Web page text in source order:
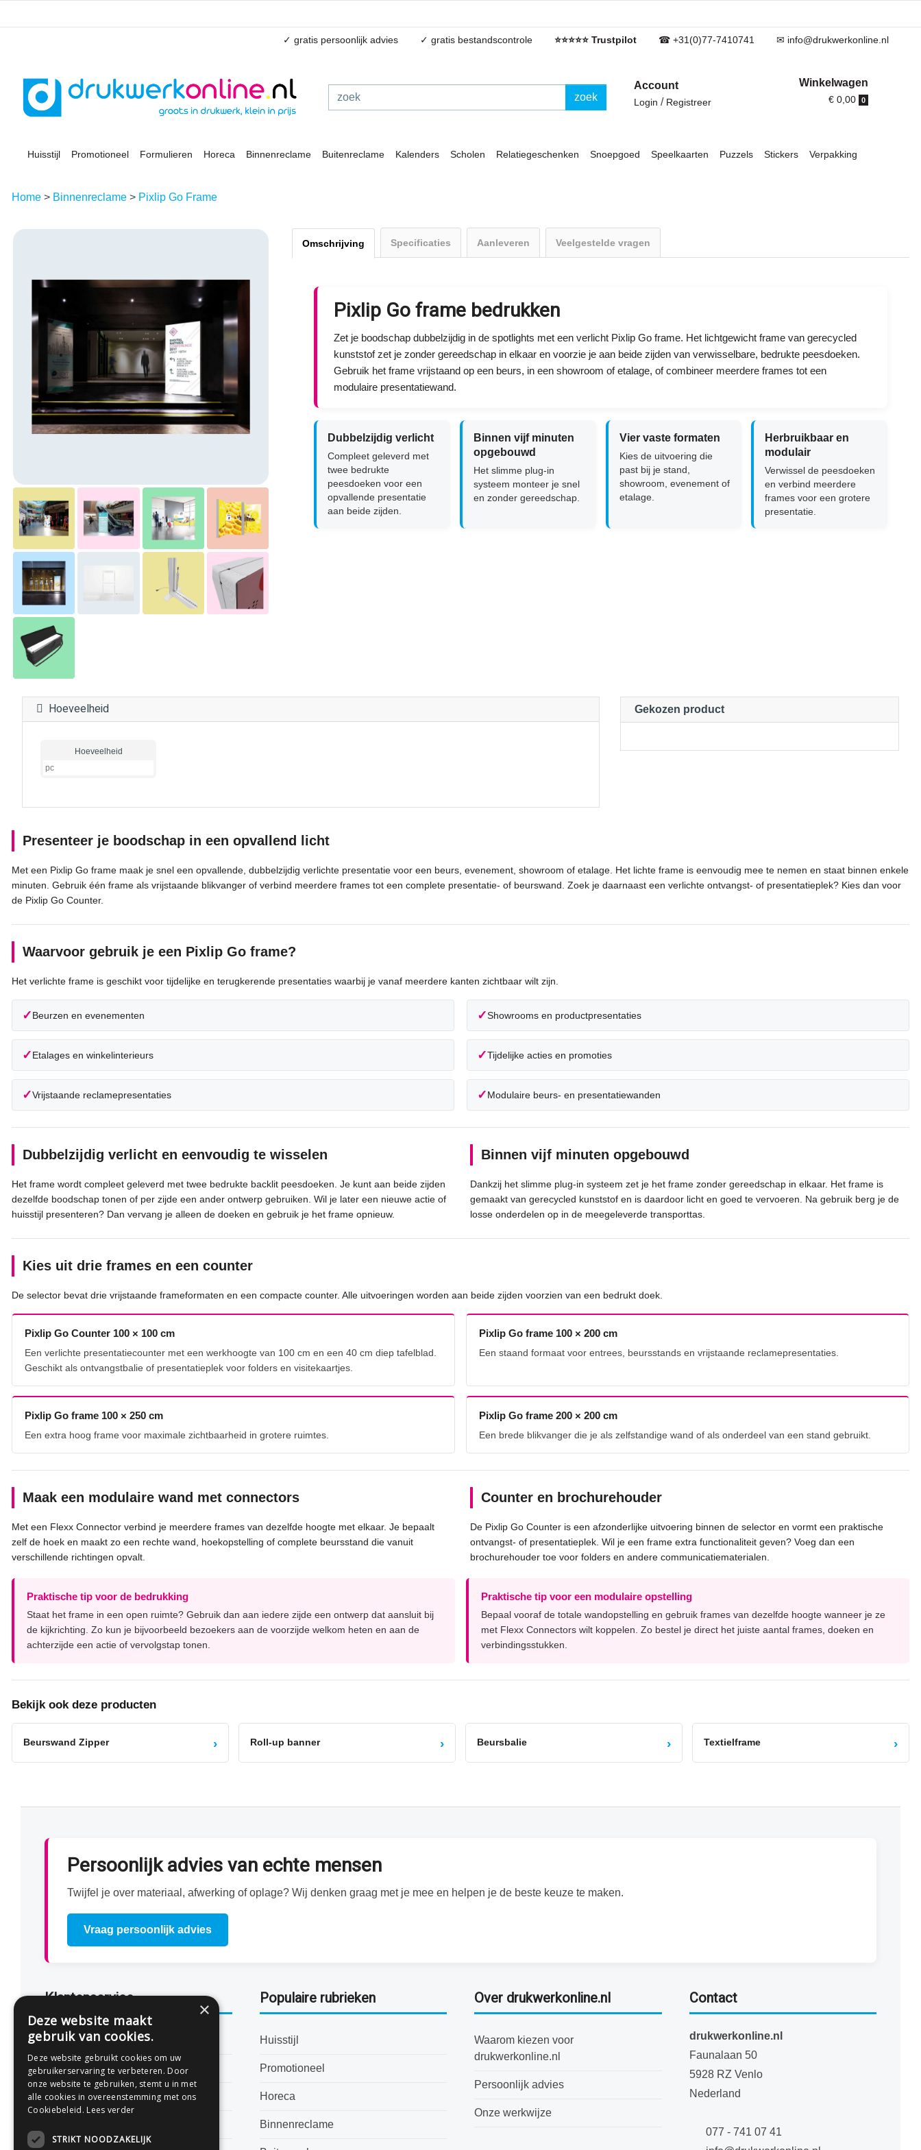
✓ gratis persoonlijk advies ✓ gratis bestandscontrole ⭐⭐⭐⭐⭐ Trustpilot ☎ +31(0)77-7410741 ✉ info@drukwerkonline.nl
zoek
Account
Login / Registreer
Winkelwagen
€ 0,00 0
Huisstijl Promotioneel Formulieren Horeca Binnenreclame Buitenreclame Kalenders Scholen Relatiegeschenken Snoepgoed Speelkaarten Puzzels Stickers Verpakking
Home > Binnenreclame > Pixlip Go Frame
Omschrijving Specificaties Aanleveren Veelgestelde vragen
Pixlip Go frame bedrukken
Zet je boodschap dubbelzijdig in de spotlights met een verlicht Pixlip Go frame. Het lichtgewicht frame van gerecycled
kunststof zet je zonder gereedschap in elkaar en voorzie je aan beide zijden van verwisselbare, bedrukte peesdoeken.
Gebruik het frame vrijstaand op een beurs, in een showroom of etalage, of combineer meerdere frames tot een
modulaire presentatiewand.
Dubbelzijdig verlicht
Compleet geleverd met
twee bedrukte
peesdoeken voor een
opvallende presentatie
aan beide zijden.
Binnen vijf minuten
opgebouwd
Het slimme plug-in
systeem monteer je snel
en zonder gereedschap.
Vier vaste formaten
Kies de uitvoering die
past bij je stand,
showroom, evenement of
etalage.
Herbruikbaar en
modulair
Verwissel de peesdoeken
en verbind meerdere
frames voor een grotere
presentatie.
Hoeveelheid
Hoeveelheid
Gekozen product
Presenteer je boodschap in een opvallend licht
Met een Pixlip Go frame maak je snel een opvallende, dubbelzijdig verlichte presentatie voor een beurs, evenement, showroom of etalage. Het lichte frame is eenvoudig mee te nemen en staat binnen enkele
minuten. Gebruik één frame als vrijstaande blikvanger of verbind meerdere frames tot een complete presentatie- of beurswand. Zoek je daarnaast een verlichte ontvangst- of presentatieplek? Kies dan voor
de Pixlip Go Counter.
Waarvoor gebruik je een Pixlip Go frame?
Het verlichte frame is geschikt voor tijdelijke en terugkerende presentaties waarbij je vanaf meerdere kanten zichtbaar wilt zijn.
✓Beurzen en evenementen ✓Showrooms en productpresentaties
✓Etalages en winkelinterieurs ✓Tijdelijke acties en promoties
✓Vrijstaande reclamepresentaties ✓Modulaire beurs- en presentatiewanden
Dubbelzijdig verlicht en eenvoudig te wisselen
Het frame wordt compleet geleverd met twee bedrukte backlit peesdoeken. Je kunt aan beide zijden
dezelfde boodschap tonen of per zijde een ander ontwerp gebruiken. Wil je later een nieuwe actie of
huisstijl presenteren? Dan vervang je alleen de doeken en gebruik je het frame opnieuw.
Binnen vijf minuten opgebouwd
Dankzij het slimme plug-in systeem zet je het frame zonder gereedschap in elkaar. Het frame is
gemaakt van gerecycled kunststof en is daardoor licht en goed te vervoeren. Na gebruik berg je de
losse onderdelen op in de meegeleverde transporttas.
Kies uit drie frames en een counter
De selector bevat drie vrijstaande frameformaten en een compacte counter. Alle uitvoeringen worden aan beide zijden voorzien van een bedrukt doek.
Pixlip Go Counter 100 × 100 cm
Een verlichte presentatiecounter met een werkhoogte van 100 cm en een 40 cm diep tafelblad.
Geschikt als ontvangstbalie of presentatieplek voor folders en visitekaartjes.
Pixlip Go frame 100 × 200 cm
Een staand formaat voor entrees, beursstands en vrijstaande reclamepresentaties.
Pixlip Go frame 100 × 250 cm
Een extra hoog frame voor maximale zichtbaarheid in grotere ruimtes.
Pixlip Go frame 200 × 200 cm
Een brede blikvanger die je als zelfstandige wand of als onderdeel van een stand gebruikt.
Maak een modulaire wand met connectors
Met een Flexx Connector verbind je meerdere frames van dezelfde hoogte met elkaar. Je bepaalt
zelf de hoek en maakt zo een rechte wand, hoekopstelling of complete beursstand die vanuit
verschillende richtingen opvalt.
Counter en brochurehouder
De Pixlip Go Counter is een afzonderlijke uitvoering binnen de selector en vormt een praktische
ontvangst- of presentatieplek. Wil je een frame extra functionaliteit geven? Voeg dan een
brochurehouder toe voor folders en andere communicatiematerialen.
Praktische tip voor de bedrukking
Staat het frame in een open ruimte? Gebruik dan aan iedere zijde een ontwerp dat aansluit bij
de kijkrichting. Zo kun je bijvoorbeeld bezoekers aan de voorzijde welkom heten en aan de
achterzijde een actie of vervolgstap tonen.
Praktische tip voor een modulaire opstelling
Bepaal vooraf de totale wandopstelling en gebruik frames van dezelfde hoogte wanneer je ze
met Flexx Connectors wilt koppelen. Zo bestel je direct het juiste aantal frames, doeken en
verbindingsstukken.
Bekijk ook deze producten
Beurswand Zipper › Roll-up banner › Beursbalie › Textielframe ›
Persoonlijk advies van echte mensen
Twijfel je over materiaal, afwerking of oplage? Wij denken graag met je mee en helpen je de beste keuze te maken.
Vraag persoonlijk advies
Klantenservice
Bestanden aanleveren
Levertijden
Veelgestelde vragen
Populaire rubrieken
Huisstijl
Promotioneel
Horeca
Binnenreclame
Over drukwerkonline.nl
Waarom kiezen voor
drukwerkonline.nl
Persoonlijk advies
Onze werkwijze
Contact
drukwerkonline.nl
Faunalaan 50
5928 RZ Venlo
Nederland
077 - 741 07 41
×
Deze website maakt
gebruik van cookies.
Deze website gebruikt cookies om uw
gebruikerservaring te verbeteren. Door
onze website te gebruiken, stemt u in met
alle cookies in overeenstemming met ons
Cookiebeleid. Lees verder
STRIKT NOODZAKELIJK